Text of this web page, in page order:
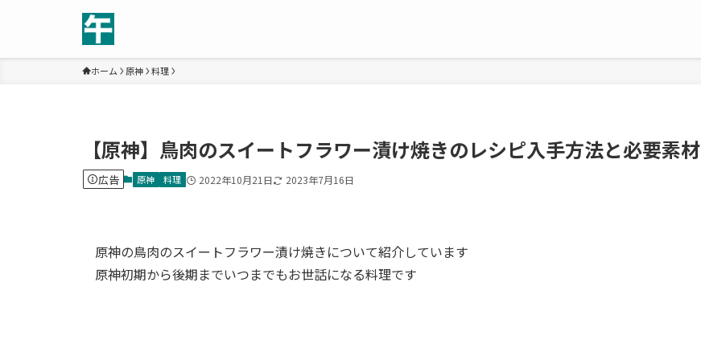
ホーム 原神 料理
【原神】鳥肉のスイートフラワー漬け焼きのレシピ入手方法と必要素材
広告 原神 料理 2022年10月21日 2023年7月16日
原神の鳥肉のスイートフラワー漬け焼きについて紹介しています
原神初期から後期までいつまでもお世話になる料理です